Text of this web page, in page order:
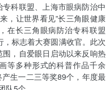
科联盟、上海市眼病防治中
，让世界看见”长三角眼健康
在长三角眼病防治专科联盟
标志着大赛圆满收官。此次
，自爱眼日启动以来反响热
等多种形式的科普作品千余
生一二三等奖89个，年度最